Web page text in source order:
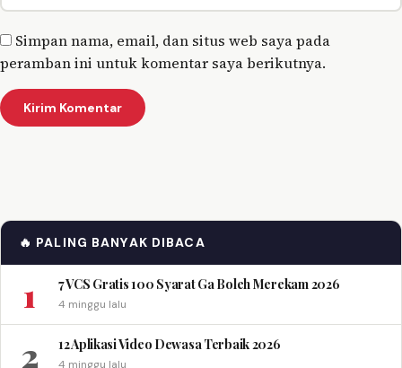
Simpan nama, email, dan situs web saya pada
peramban ini untuk komentar saya berikutnya.
🔥 PALING BANYAK DIBACA
1 7 VCS Gratis 100 Syarat Ga Boleh Merekam 2026
4 minggu lalu
2 12 Aplikasi Video Dewasa Terbaik 2026
4 minggu lalu